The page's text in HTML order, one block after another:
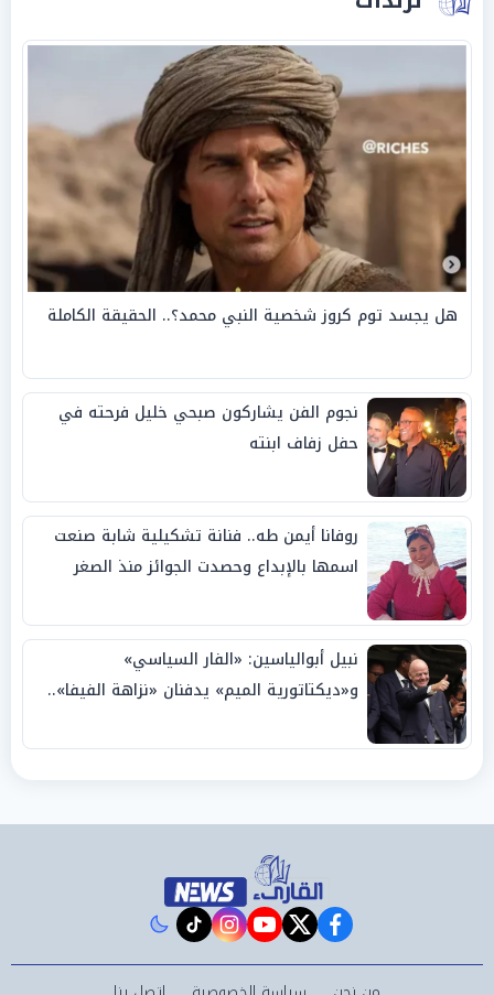
هل يجسد توم كروز شخصية النبي محمد؟.. الحقيقة الكاملة
نجوم الفن يشاركون صبحي خليل فرحته في
حفل زفاف ابنته
روفانا أيمن طه.. فنانة تشكيلية شابة صنعت
اسمها بالإبداع وحصدت الجوائز منذ الصغر
نبيل أبوالياسين: «الفار السياسي»
و«ديكتاتورية الميم» يدفنان «نزاهة الفيفا»..
facebook
twitter
youtube
instagram
tiktok